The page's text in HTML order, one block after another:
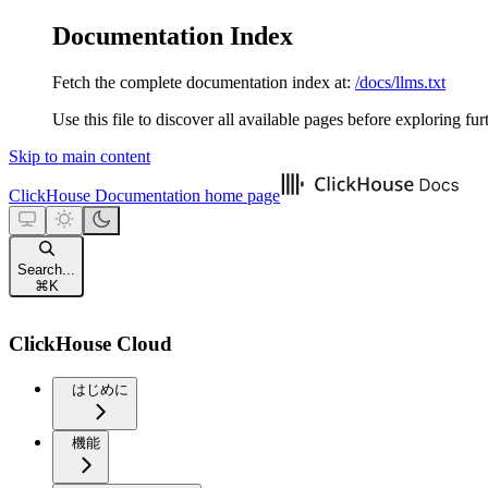
Documentation Index
Fetch the complete documentation index at: /docs/llms.txt
Use this file to discover all available pages before exploring
Skip to main content
ClickHouse Documentation home page
Search...
⌘ K
ClickHouse Cloud
はじめに
機能